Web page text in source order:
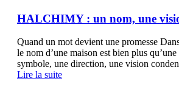
HALCHIMY : un nom, une
Quand un mot devient une promesse
le nom d’une maison est bien plus
symbole, une direction, une vision
Lire la suite